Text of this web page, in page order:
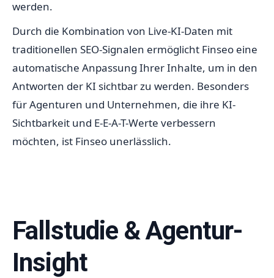
werden.
Durch die Kombination von Live-KI-Daten mit
traditionellen SEO-Signalen ermöglicht Finseo eine
automatische Anpassung Ihrer Inhalte, um in den
Antworten der KI sichtbar zu werden. Besonders
für Agenturen und Unternehmen, die ihre KI-
Sichtbarkeit und E-E-A-T-Werte verbessern
möchten, ist Finseo unerlässlich.
Fallstudie & Agentur-
Insight